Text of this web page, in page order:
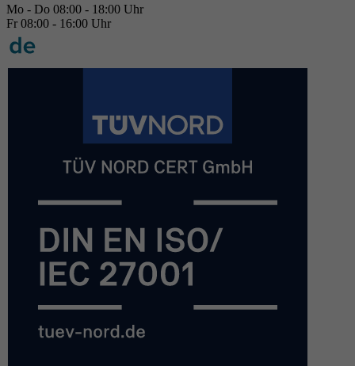
Mo - Do 08:00 - 18:00 Uhr
Fr 08:00 - 16:00 Uhr